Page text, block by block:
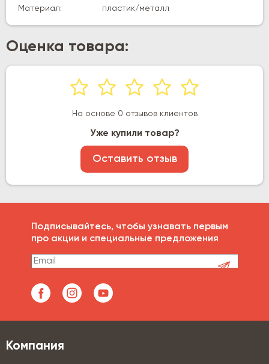
Материал:
пластик/металл
Оценка товара:
На основе 0 отзывов клиентов
Уже купили товар?
Оставить отзыв
Подписывайтесь, чтобы узнавать первым
про акции и специальные предложения
Компания